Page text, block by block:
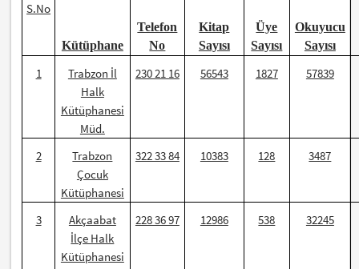
S.No
Kütüphane
Telefon
No
Kitap
Sayısı
Üye
Sayısı
Okuyucu
Sayısı
1
Trabzon İl
Halk
Kütüphanesi
Müd.
230 21 16 56543 1827 57839
2
Trabzon
Çocuk
Kütüphanesi
322 33 84 10383 128 3487
3
Akçaabat
İlçe Halk
Kütüphanesi
228 36 97 12986 538 32245